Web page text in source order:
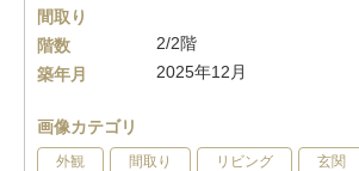
間取り
階数
2/2階
築年月
2025年12月
画像カテゴリ
外観 間取り リビング 玄関